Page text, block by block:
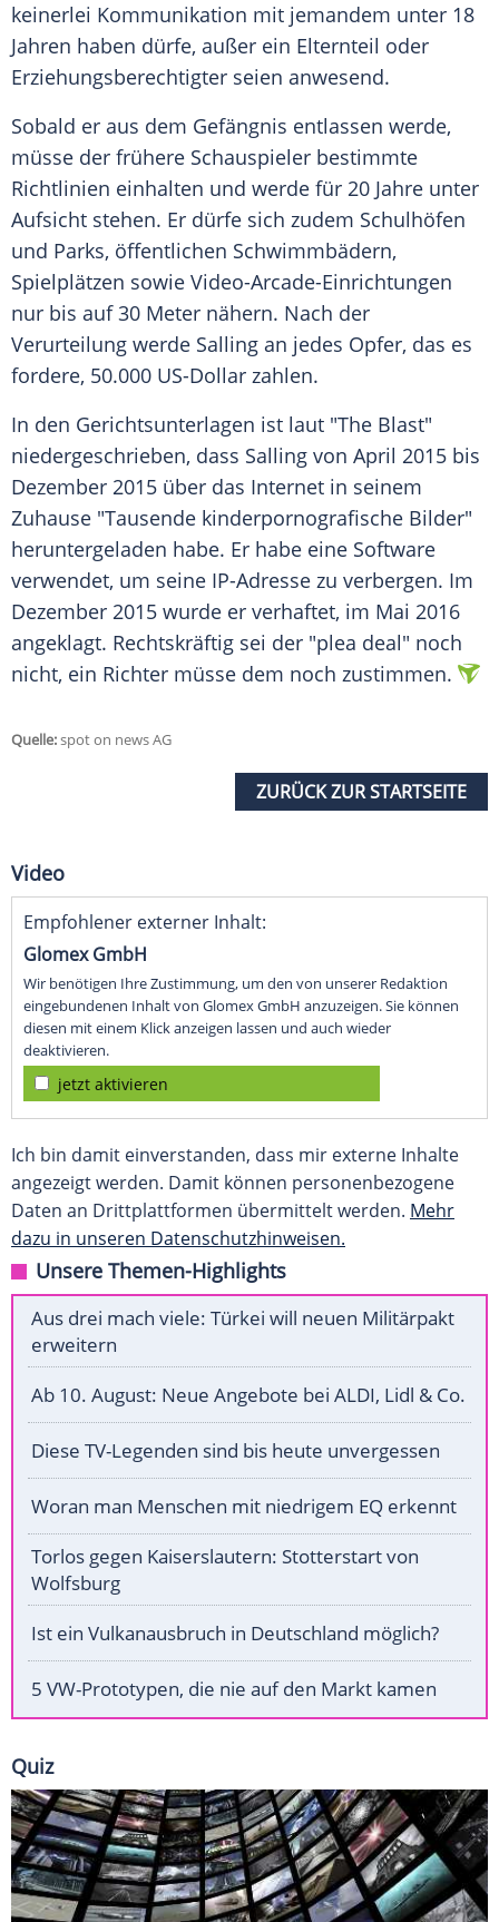
keinerlei Kommunikation mit jemandem unter 18
Jahren haben dürfe, außer ein Elternteil oder
Erziehungsberechtigter seien anwesend.
Sobald er aus dem Gefängnis entlassen werde,
müsse der frühere Schauspieler bestimmte
Richtlinien einhalten und werde für 20 Jahre unter
Aufsicht stehen. Er dürfe sich zudem Schulhöfen
und Parks, öffentlichen Schwimmbädern,
Spielplätzen sowie Video-Arcade-Einrichtungen
nur bis auf 30 Meter nähern. Nach der
Verurteilung werde Salling an jedes Opfer, das es
fordere, 50.000 US-Dollar zahlen.
In den Gerichtsunterlagen ist laut "The Blast"
niedergeschrieben, dass Salling von April 2015 bis
Dezember 2015 über das Internet in seinem
Zuhause "Tausende kinderpornografische Bilder"
heruntergeladen habe. Er habe eine Software
verwendet, um seine IP-Adresse zu verbergen. Im
Dezember 2015 wurde er verhaftet, im Mai 2016
angeklagt. Rechtskräftig sei der "plea deal" noch
nicht, ein Richter müsse dem noch zustimmen.
Quelle:spot on news AG
ZURÜCK ZUR STARTSEITE
Video
Empfohlener externer Inhalt:
Glomex GmbH
Wir benötigen Ihre Zustimmung, um den von unserer Redaktion
eingebundenen Inhalt von Glomex GmbH anzuzeigen. Sie können
diesen mit einem Klick anzeigen lassen und auch wieder
deaktivieren.
jetzt aktivieren
Ich bin damit einverstanden, dass mir externe Inhalte
angezeigt werden. Damit können personenbezogene
Daten an Drittplattformen übermittelt werden. Mehr
dazu in unseren Datenschutzhinweisen.
Unsere Themen-Highlights
Aus drei mach viele: Türkei will neuen Militärpakt
erweitern
Ab 10. August: Neue Angebote bei ALDI, Lidl & Co.
Diese TV-Legenden sind bis heute unvergessen
Woran man Menschen mit niedrigem EQ erkennt
Torlos gegen Kaiserslautern: Stotterstart von
Wolfsburg
Ist ein Vulkanausbruch in Deutschland möglich?
5 VW-Prototypen, die nie auf den Markt kamen
Quiz